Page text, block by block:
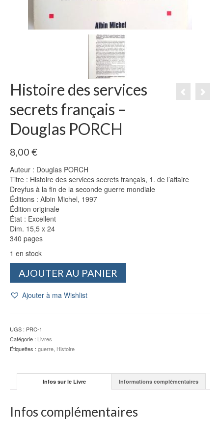
Histoire des services
secrets français –
Douglas PORCH
8,00 €
Auteur : Douglas PORCH
Titre : Histoire des services secrets français, 1. de l’affaire
Dreyfus à la fin de la seconde guerre mondiale
Éditions : Albin Michel, 1997
Édition originale
État : Excellent
Dim. 15,5 x 24
340 pages
1 en stock
des
français
-
Douglas
AJOUTER AU PANIER
Ajouter à ma Wishlist
UGS : PRC-1
Catégorie : Livres
Étiquettes : guerre, Histoire
Infos sur le Livre Informations complémentaires
Infos complémentaires